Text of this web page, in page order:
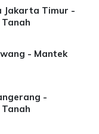
Jakarta Timur -
- Mantek
-